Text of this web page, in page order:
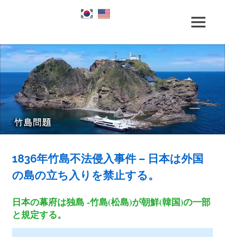
島
問
題
竹
島
の
問
題
と
竹
の
歴
MENU
1836年竹島不法侵入事件 – 日本は外国
の島の立ち入りを禁止する。
日本の幕府は独島 -竹島(松島)が朝鮮(韓国)の一部
と規定する。